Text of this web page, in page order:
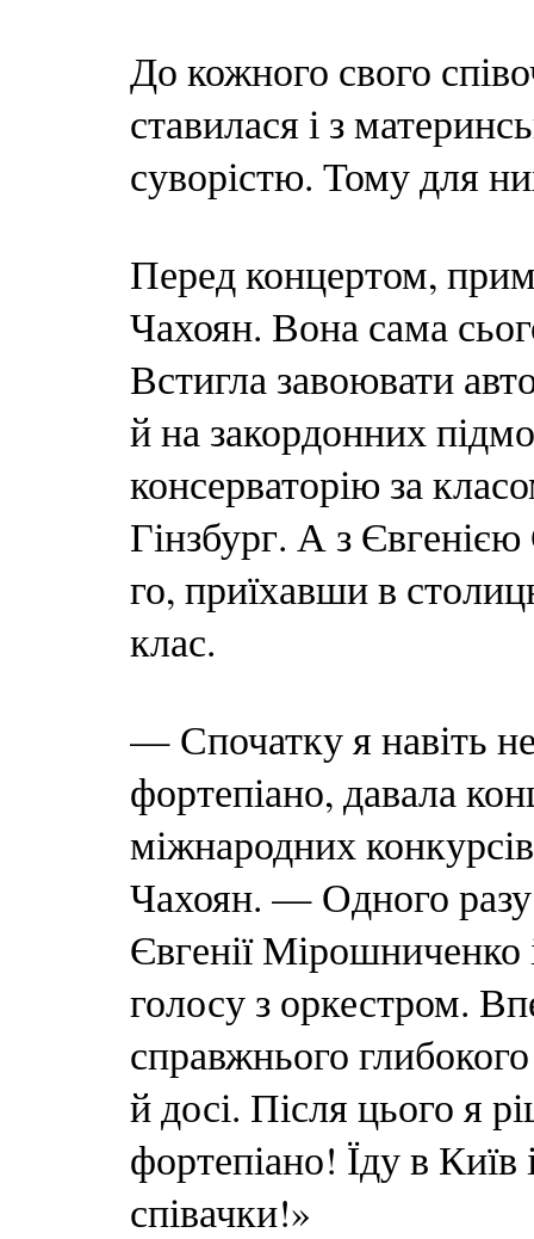
До кожного свого
ставилася і з
суворістю. Тому для
Перед концертом,
Чахоян. Вона сама
Встигла завоювати
й на закордонних
консерваторію за
Гінзбург. А з
го, приїхавши в
клас.
— Спочатку я навіть
фортепіано, давала
міжнародних
Чахоян. — Одного разу
Євгенії Мірошниченко
голосу з оркестром.
справжнього
й досі. Після цього я
фортепіано! Їду в Київ
співачки!»